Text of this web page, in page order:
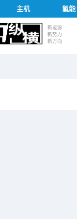
主机 氢能
新能源
新势力
新方向